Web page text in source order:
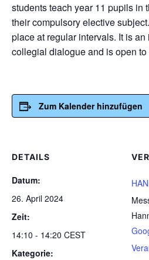
students teach year 11 pupils in
their compulsory elective
place at regular intervals. It is
collegial dialogue and is open to
Zum Kalender hinzufügen
DETAILS
Datum:
26. April 2024
Zeit:
14:10 - 14:20 CEST
Kategorie: